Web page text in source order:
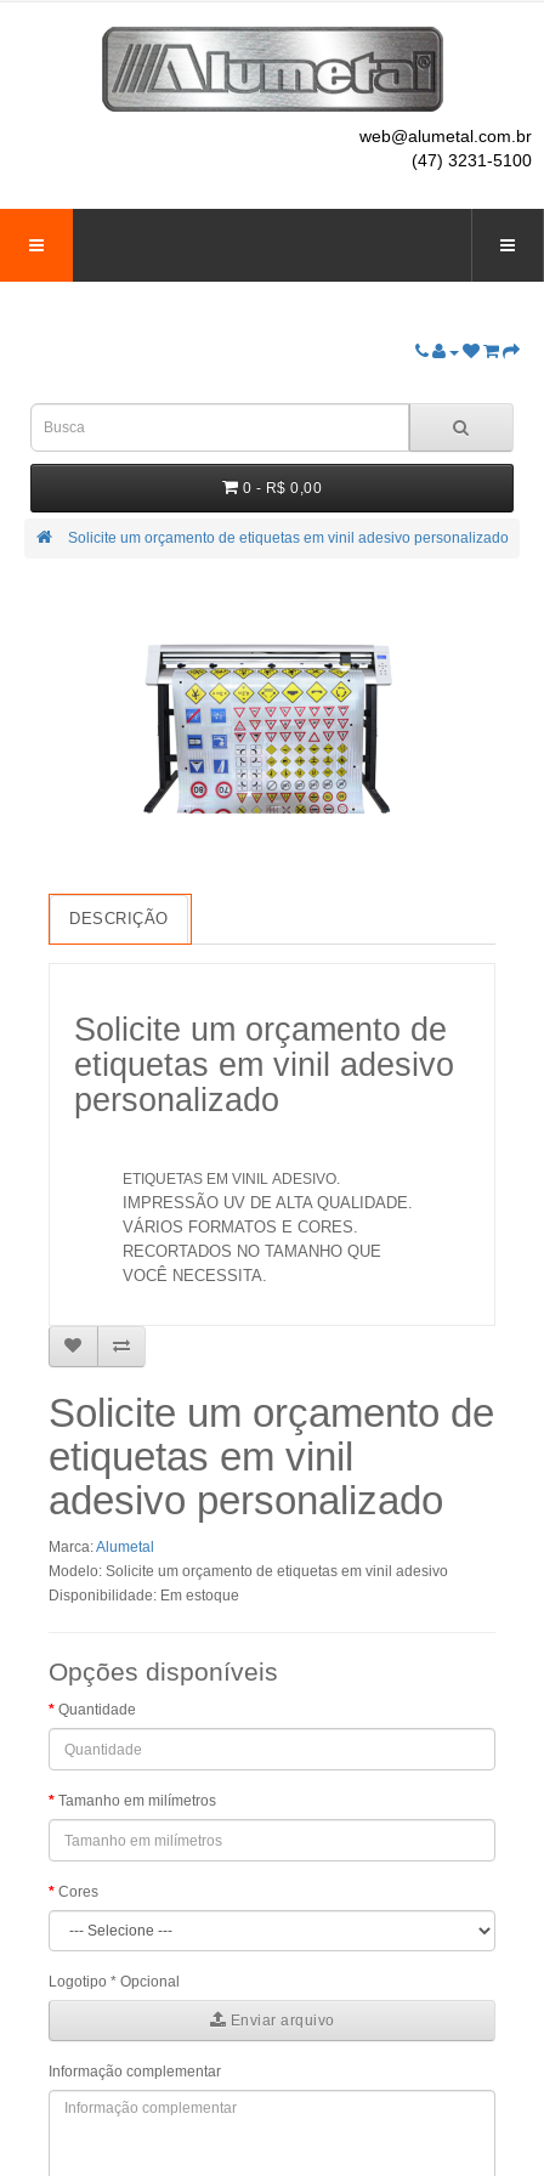
web@alumetal.com.br
(47) 3231-5100
0 - R$ 0,00
Solicite um orçamento de etiquetas em vinil adesivo personalizado
DESCRIÇÃO
Solicite um orçamento de
etiquetas em vinil adesivo
personalizado
ETIQUETAS EM VINIL ADESIVO.
IMPRESSÃO UV DE ALTA QUALIDADE.
VÁRIOS FORMATOS E CORES.
RECORTADOS NO TAMANHO QUE
VOCÊ NECESSITA.
Solicite um orçamento de
etiquetas em vinil
adesivo personalizado
Marca:Alumetal
Modelo: Solicite um orçamento de etiquetas em vinil adesivo
Disponibilidade: Em estoque
Opções disponíveis
Quantidade
Tamanho em milímetros
Cores
Logotipo * Opcional
Enviar arquivo
Informação complementar